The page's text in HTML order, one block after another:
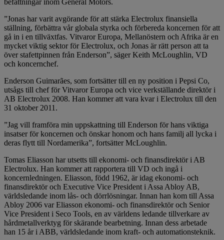
”Jonas har varit avgörande för att stärka Electrolux finansiella
ställning, förbättra vår globala styrka och förbereda koncernen för att
gå in i en tillväxtfas. Vitvaror Europa, Mellanöstern och Afrika är en
mycket viktig sektor för Electrolux, och Jonas är rätt person att ta
över stafettpinnen från Enderson”, säger Keith McLoughlin, VD
och koncernchef.
Enderson Guimarães, som fortsätter till en ny position i Pepsi Co,
utsågs till chef för Vitvaror Europa och vice verkställande direktör i
AB Electrolux 2008. Han kommer att vara kvar i Electrolux till den
31 oktober 2011.
”Jag vill framföra min uppskattning till Enderson för hans viktiga
insatser för koncernen och önskar honom och hans familj all lycka i
deras flytt till Nordamerika”, fortsätter McLoughlin.
Tomas Eliasson har utsetts till ekonomi- och finansdirektör i AB
Electrolux. Han kommer att rapportera till VD och ingå i
koncernledningen. Eliasson, född 1962, är idag ekonomi- och
finansdirektör och Executive Vice President i Assa Abloy AB,
världsledande inom lås- och dörrlösningar. Innan han kom till Assa
Abloy 2006 var Eliasson ekonomi- och finansdirektör och Senior
Vice President i Seco Tools, en av världens ledande tillverkare av
hårdmetallverktyg för skärande bearbetning. Innan dess arbetade
han 15 år i ABB, världsledande inom kraft- och automationsteknik.